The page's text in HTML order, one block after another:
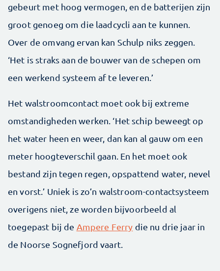
gebeurt met hoog vermogen, en de batterijen zijn
groot genoeg om die laadcycli aan te kunnen.
Over de omvang ervan kan Schulp niks zeggen.
‘Het is straks aan de bouwer van de schepen om
een werkend systeem af te leveren.’
Het walstroomcontact moet ook bij extreme
omstandigheden werken. ‘Het schip beweegt op
het water heen en weer, dan kan al gauw om een
meter hoogteverschil gaan. En het moet ook
bestand zijn tegen regen, opspattend water, nevel
en vorst.’ Uniek is zo’n walstroom-contactsysteem
overigens niet, ze worden bijvoorbeeld al
toegepast bij de Ampere Ferry die nu drie jaar in
de Noorse Sognefjord vaart.